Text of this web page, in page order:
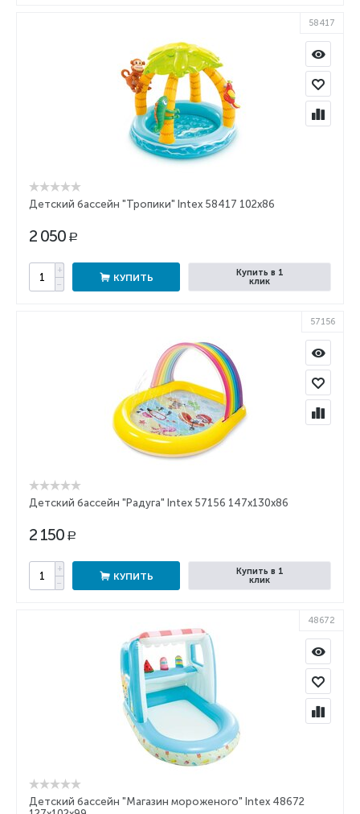
58417
Детский бассейн "Тропики" Intex 58417 102x86
2 050 Р
+
−
КУПИТЬ
Купить в 1
клик
57156
Детский бассейн "Радуга" Intex 57156 147х130х86
2 150 Р
+
−
КУПИТЬ
Купить в 1
клик
48672
Детский бассейн "Магазин мороженого" Intex 48672